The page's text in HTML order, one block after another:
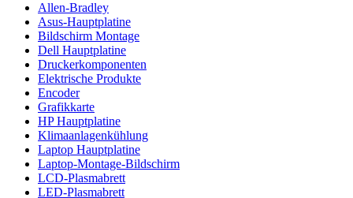
Allen-Bradley
Asus-Hauptplatine
Bildschirm Montage
Dell Hauptplatine
Druckerkomponenten
Elektrische Produkte
Encoder
Grafikkarte
HP Hauptplatine
Klimaanlagenkühlung
Laptop Hauptplatine
Laptop-Montage-Bildschirm
LCD-Plasmabrett
LED-Plasmabrett